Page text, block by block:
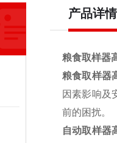
产品详情
粮食取样器
粮食取样器
因素影响及
前的困扰。
自动取样器